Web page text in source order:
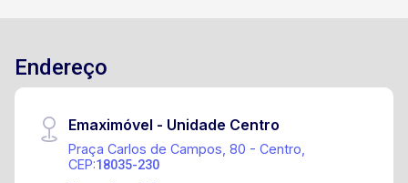
Endereço
Emaximóvel - Unidade Centro
Praça Carlos de Campos, 80 - Centro,
CEP:18035-230